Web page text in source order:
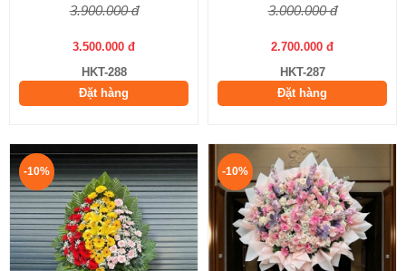
3.900.000 đ
3.500.000 đ
HKT-288
Đặt hàng
3.000.000 đ
2.700.000 đ
HKT-287
Đặt hàng
-10% -10%